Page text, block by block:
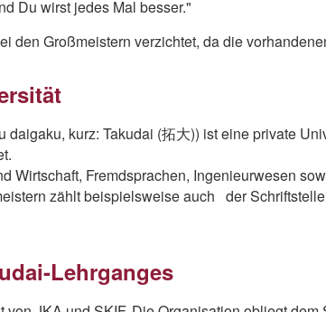
Du wirst jedes Mal besser."
den Großmeistern verzichtet, da die
daigaku, kurz: Takudai (拓大)) ist eine private
Wirtschaft, Fremdsprachen, Ingenieurwesen
zählt beispielsweise auch der
Lehrganges